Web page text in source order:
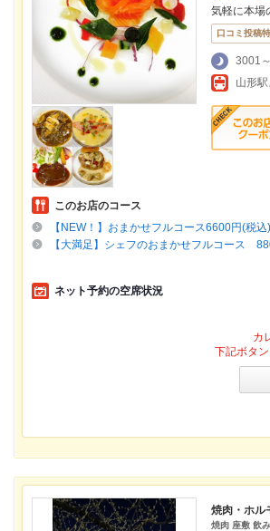
気軽に本場
口コミ投稿
3001
山形
このお店のコース
【NEW！】おまかせフルコース6600円(税込)
【大満足】シェフのおまかせフルコース
ネット予約の空席状況
カ
下記ボタ
焼肉・ホル
焼肉 座敷 飲